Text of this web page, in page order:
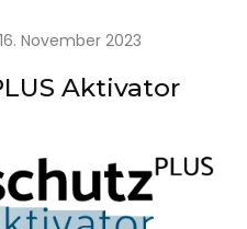
Schlacht
im
Netz
16. November 2023
Aktivator